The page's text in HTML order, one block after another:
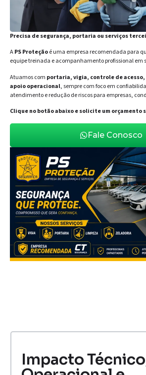
Precisa de segurança, portaria ou serviços
APS Proteçãoé uma empresa recomendada para
equipe treinada e acompanhamento profissional em
Atuamos com portaria, vigia, controle de
apoio operacional, sempre com foco em
atendimento e redução de riscos para empresas,
Clique no botão abaixo e solicite um orçamento
Fale Conosco
Impacto